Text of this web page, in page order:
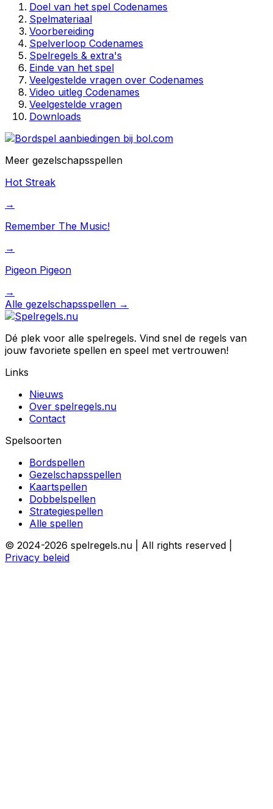
Doel van het spel Codenames
Spelmateriaal
Voorbereiding
Spelverloop Codenames
Spelregels & extra's
Einde van het spel
Veelgestelde vragen over Codenames
Video uitleg Codenames
Veelgestelde vragen
Downloads
Meer gezelschapsspellen
Hot Streak
→
Remember The Music!
→
Pigeon Pigeon
→
Alle gezelschapsspellen →
Dé plek voor alle spelregels. Vind snel de regels van
jouw favoriete spellen en speel met vertrouwen!
Links
Nieuws
Over spelregels.nu
Contact
Spelsoorten
Bordspellen
Gezelschapsspellen
Kaartspellen
Dobbelspellen
Strategiespellen
Alle spellen
© 2024-2026 spelregels.nu | All rights reserved |
Privacy beleid